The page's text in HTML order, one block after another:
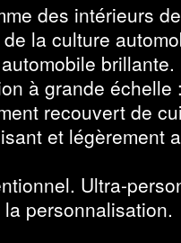
des intérieurs
la culture
brillante.
à grande échelle
recouvert de
et légèrement
Ultra-
personnalisation.